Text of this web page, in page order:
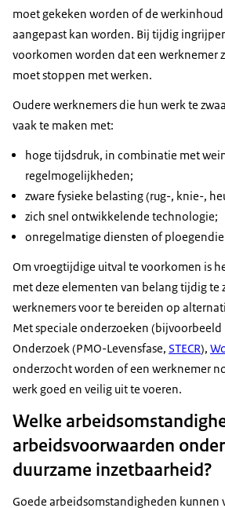
moet gekeken worden of de
aangepast kan worden. Bij tijdig
voorkomen worden dat een werknemer
moet stoppen met werken.
Oudere werknemers die hun werk te
vaak te maken met:
hoge tijdsdruk, in combinatie met
regelmogelijkheden;
zware fysieke belasting (rug-, knie-,
zich snel ontwikkelende technologie;
onregelmatige diensten of
Om vroegtijdige uitval te voorkomen is
met deze elementen van belang tijdig te
werknemers voor te bereiden op
Met speciale onderzoeken
Onderzoek (PMO-Levensfase, STECR),
onderzocht worden of een werknemer
werk goed en veilig uit te voeren.
Welke
arbeidsvoorwaarden
duurzame inzetbaarheid?
Goede arbeidsomstandigheden kunnen